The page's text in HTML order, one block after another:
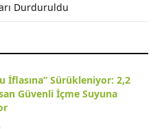
Durduruldu
İflasına” Sürükleniyor: 2,2
Güvenli İçme Suyuna